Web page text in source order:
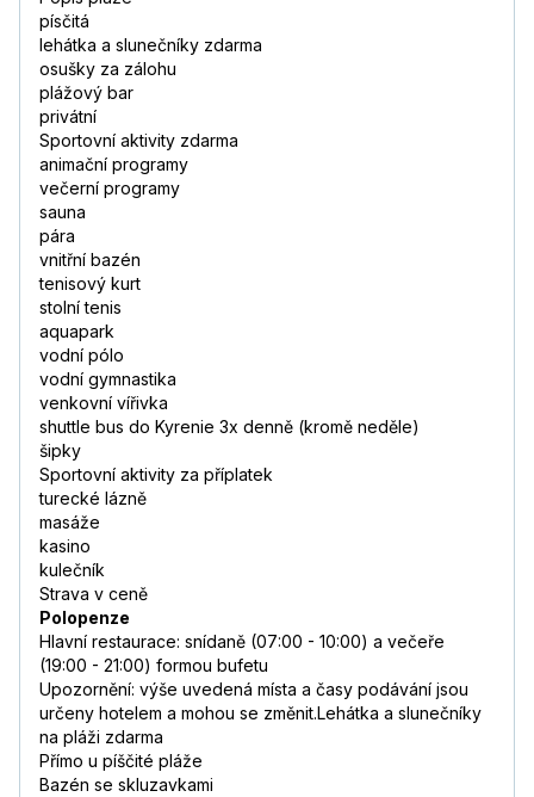
písčitá
lehátka a slunečníky zdarma
osušky za zálohu
plážový bar
privátní
Sportovní aktivity zdarma
animační programy
večerní programy
sauna
pára
vnitřní bazén
tenisový kurt
stolní tenis
aquapark
vodní pólo
vodní gymnastika
venkovní vířivka
shuttle bus do Kyrenie 3x denně (kromě neděle)
šipky
Sportovní aktivity za příplatek
turecké lázně
masáže
kasino
kulečník
Strava v ceně
Polopenze
Hlavní restaurace: snídaně (07:00 - 10:00) a večeře
(19:00 - 21:00) formou bufetu
Upozornění: výše uvedená místa a časy podávání jsou
určeny hotelem a mohou se změnit.Lehátka a slunečníky
na pláži zdarma
Přímo u píščité pláže
Bazén se skluzavkami